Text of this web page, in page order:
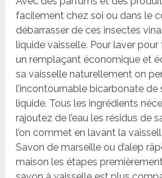
facilement chez soi ou dans le
débarrasser de ces insectes
liquide vaisselle. Pour laver
un remplaçant économique et
sa vaisselle naturellement on
l’incontournable bicarbonate de
liquide. Tous les ingrédients
rajoutez de l’eau les résidus de
l’on commet en lavant la
Savon de marseille ou d’alep
maison les étapes